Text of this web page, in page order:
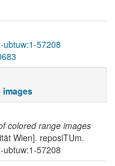
ubtuw:1-57208
colored range images
Wien]. reposiTUm.
ubtuw:1-57208